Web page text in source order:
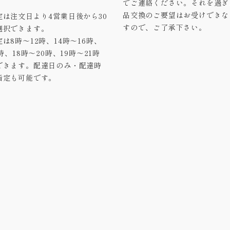
は注文日より4営業日後から30
できます。
8時～12時、14時～16時、
、18時～20時、19時～21時
きます。配達日のみ・配達時
も可能です。
でご連絡ください。それを過
品交換のご要望はお受けできな
すので、ご了承下さい。